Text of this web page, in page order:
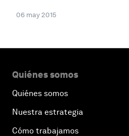
06 may 2015
Quiénes somos
Quiénes somos
Nuestra estrategia
Cómo trabajamos